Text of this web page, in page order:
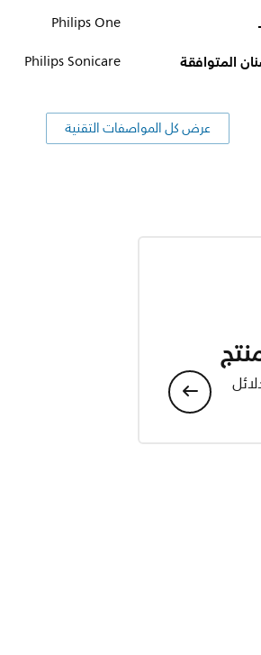
Philips One
المتوافقة Philips Sonicare
عرض كل المواصفات التقنية